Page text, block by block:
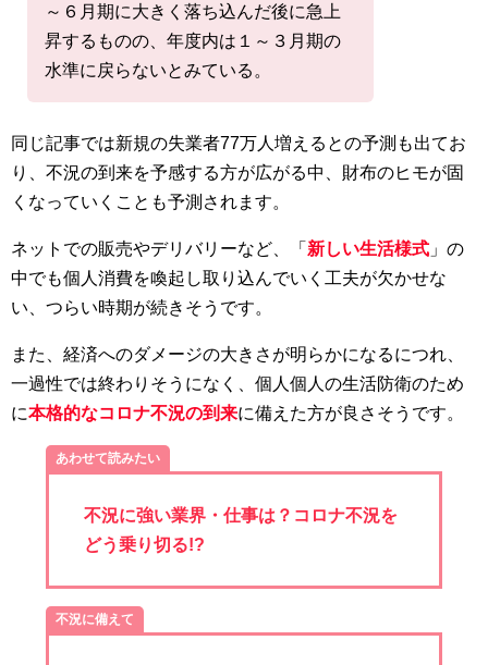
～６月期に大きく落ち込んだ後に急上
昇するものの、年度内は１～３月期の
水準に戻らないとみている。
同じ記事では新規の失業者77万人増えるとの予測も出てお
り、不況の到来を予感する方が広がる中、財布のヒモが固
くなっていくことも予測されます。
ネットでの販売やデリバリーなど、「 新しい生活様式 」の
中でも個人消費を喚起し取り込んでいく工夫が欠かせな
い、つらい時期が続きそうです。
また、経済へのダメージの大きさが明らかになるにつれ、
一過性では終わりそうになく、個人個人の生活防衛のため
に本格的なコロナ不況の到来に備えた方が良さそうです。
あわせて読みたい
不況に強い業界・仕事は？コロナ不況を
どう乗り切る!?
不況に備えて